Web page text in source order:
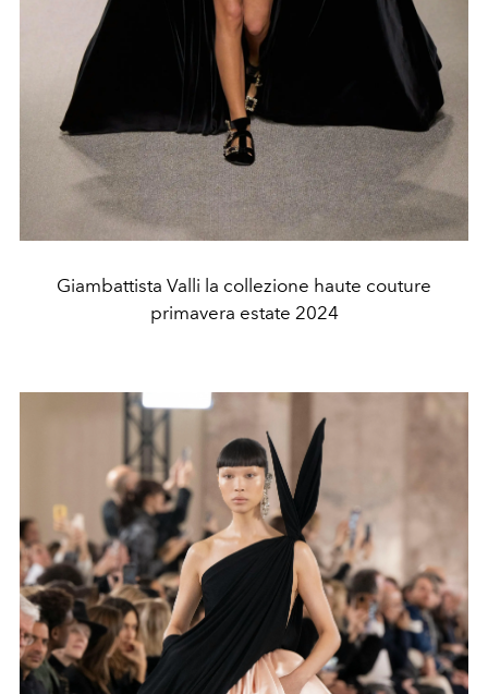
Giambattista Valli la collezione haute couture
primavera estate 2024